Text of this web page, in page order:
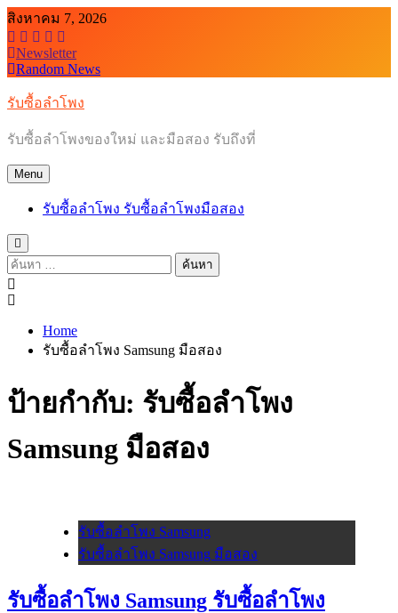
Skip
to
content
สิงหาคม 7, 2026
Newsletter
Random News
รับซื้อลำโพง
รับซื้อลำโพงของใหม่ และมือสอง รับถึงที่
Menu
รับซื้อลำโพง รับซื้อลำโพงมือสอง
ค้นหา
สำหรับ:
Home
รับซื้อลำโพง Samsung มือสอง
ป้ายกำกับ: รับซื้อลำโพง
Samsung มือสอง
รับซื้อลำโพง Samsung
รับซื้อลำโพง Samsung มือสอง
รับซื้อลำโพง Samsung รับซื้อลำโพง